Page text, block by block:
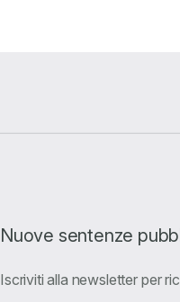
Nuove sentenze
Iscriviti alla newsletter per